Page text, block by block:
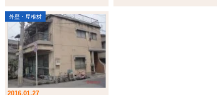
外壁・屋根材
2016.01.27